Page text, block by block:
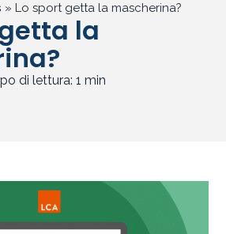
» Lo sport getta la mascherina?
la
di lettura:1 min